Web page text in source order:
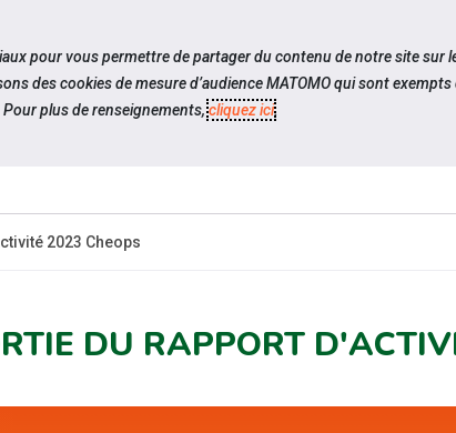
ESPACE
ESPACE
2023 Cheops
DU RAPPORT
pour vous permettre de partager du contenu de notre site sur
des cookies de mesure d’audience MATOMO qui sont exempts
plus de renseignements,cliquez ici.